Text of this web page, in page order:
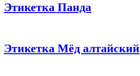
Этикетка Панда
Этикетка Мёд алтайский